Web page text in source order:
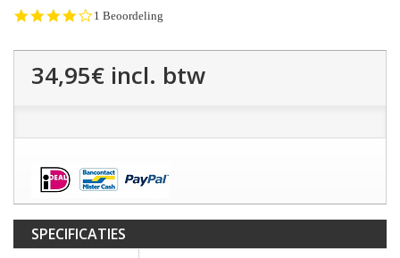
4.0
1 Beoordeling
34,95€ incl. btw
SPECIFICATIES